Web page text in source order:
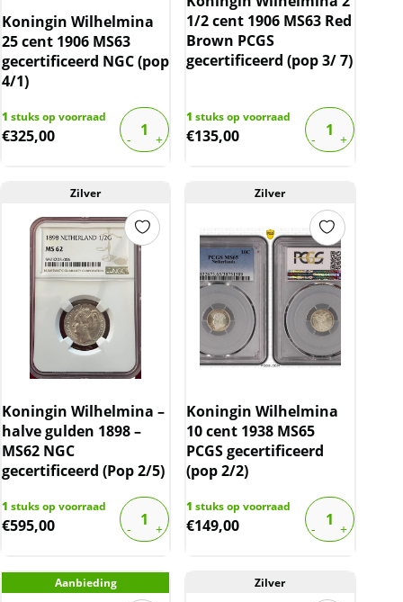
Koningin Wilhelmina
25 cent 1906 MS63
gecertificeerd NGC (pop
4/1)
1 stuks op voorraad
€325,00
1/2 cent 1906 MS63 Red
Brown PCGS
gecertificeerd (pop 3/ 7)
1 stuks op voorraad
€135,00
Zilver
Koningin Wilhelmina –
halve gulden 1898 –
MS62 NGC
gecertificeerd (Pop 2/5)
1 stuks op voorraad
€595,00
Zilver
Koningin Wilhelmina
10 cent 1938 MS65
PCGS gecertificeerd
(pop 2/2)
1 stuks op voorraad
€149,00
Aanbieding Zilver